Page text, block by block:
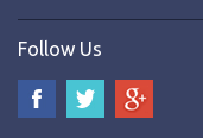
Follow Us